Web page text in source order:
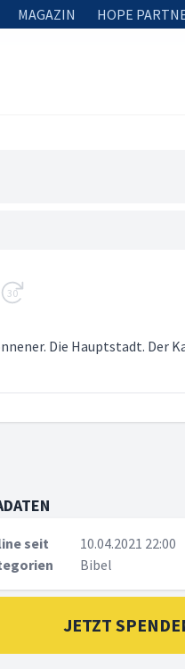
MAGAZIN HOPE
30
Die Hauptstadt. Der
seit
10.04.2021 22:00
Bibel
JETZT